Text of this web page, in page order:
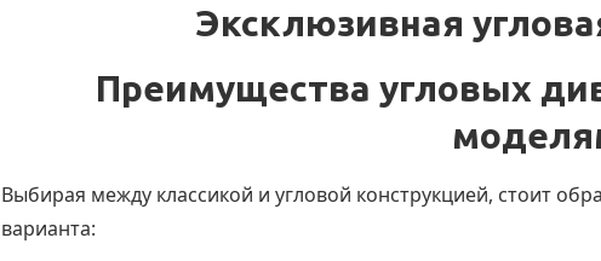
Эксклюзивная
Преимущества угловых
Выбирая между классикой и угловой конструкцией, стоит
варианта: